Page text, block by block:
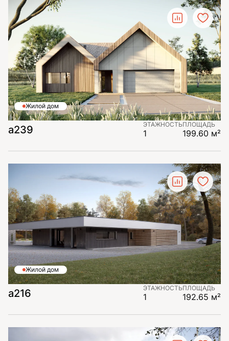
Жилой дом
а239 ЭТАЖНОСТЬ
1
ПЛОЩАДЬ
199.60 м²
Жилой дом
a216 ЭТАЖНОСТЬ
1
ПЛОЩАДЬ
192.65 м²